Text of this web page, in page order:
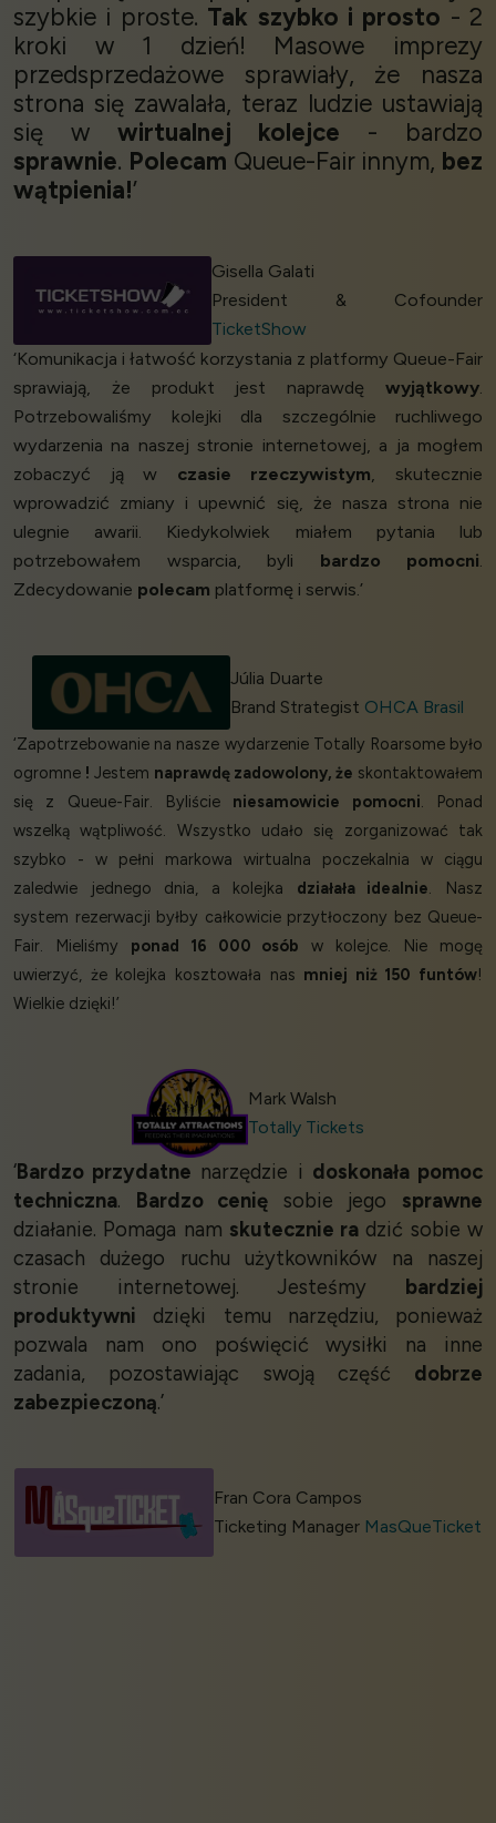
szybkie i proste. Tak szybko i prosto - 2
kroki w 1 dzień! Masowe imprezy
przedsprzedażowe sprawiały, że nasza
strona się zawalała, teraz ludzie ustawiają
się w wirtualnej kolejce - bardzo
sprawnie. Polecam Queue-Fair innym, bez
wątpienia!’
Gisella Galati
President & Cofounder
TicketShow
‘Komunikacja i łatwość korzystania z platformy Queue-Fair
sprawiają, że produkt jest naprawdę wyjątkowy.
Potrzebowaliśmy kolejki dla szczególnie ruchliwego
wydarzenia na naszej stronie internetowej, a ja mogłem
zobaczyć ją w czasie rzeczywistym, skutecznie
wprowadzić zmiany i upewnić się, że nasza strona nie
ulegnie awarii. Kiedykolwiek miałem pytania lub
potrzebowałem wsparcia, byli bardzo pomocni.
Zdecydowanie polecam platformę i serwis.’
Júlia Duarte
Brand Strategist OHCA Brasil
‘Zapotrzebowanie na nasze wydarzenie Totally Roarsome było
ogromne ! Jestem naprawdę zadowolony, że skontaktowałem
się z Queue-Fair. Byliście niesamowicie pomocni. Ponad
wszelką wątpliwość. Wszystko udało się zorganizować tak
szybko - w pełni markowa wirtualna poczekalnia w ciągu
zaledwie jednego dnia, a kolejka działała idealnie. Nasz
system rezerwacji byłby całkowicie przytłoczony bez Queue-
Fair. Mieliśmy ponad 16 000 osób w kolejce. Nie mogę
uwierzyć, że kolejka kosztowała nas mniej niż 150 funtów!
Wielkie dzięki!’
Mark Walsh
Totally Tickets
‘Bardzo przydatne narzędzie i doskonała pomoc
techniczna. Bardzo cenię sobie jego sprawne
działanie. Pomaga nam skutecznie ra dzić sobie w
czasach dużego ruchu użytkowników na naszej
stronie internetowej. Jesteśmy bardziej
produktywni dzięki temu narzędziu, ponieważ
pozwala nam ono poświęcić wysiłki na inne
zadania, pozostawiając swoją część dobrze
zabezpieczoną.’
Fran Cora Campos
Ticketing Manager MasQueTicket